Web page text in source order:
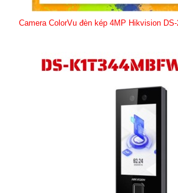
Camera ColorVu đèn kép 4MP Hikvision DS-